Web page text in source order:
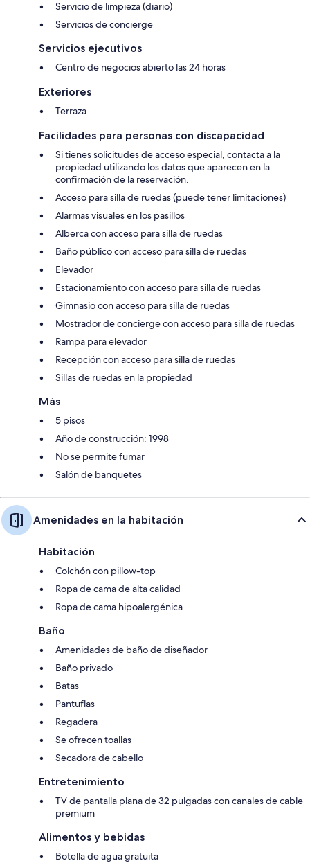
Servicio de limpieza (diario)
Servicios de concierge
Servicios ejecutivos
Centro de negocios abierto las 24 horas
Exteriores
Terraza
Facilidades para personas con discapacidad
Si tienes solicitudes de acceso especial, contacta a la
propiedad utilizando los datos que aparecen en la
confirmación de la reservación.
Acceso para silla de ruedas (puede tener limitaciones)
Alarmas visuales en los pasillos
Alberca con acceso para silla de ruedas
Baño público con acceso para silla de ruedas
Elevador
Estacionamiento con acceso para silla de ruedas
Gimnasio con acceso para silla de ruedas
Mostrador de concierge con acceso para silla de ruedas
Rampa para elevador
Recepción con acceso para silla de ruedas
Sillas de ruedas en la propiedad
Más
5 pisos
Año de construcción: 1998
No se permite fumar
Salón de banquetes
Amenidades en la habitación
Habitación
Colchón con pillow-top
Ropa de cama de alta calidad
Ropa de cama hipoalergénica
Baño
Amenidades de baño de diseñador
Baño privado
Batas
Pantuflas
Regadera
Se ofrecen toallas
Secadora de cabello
Entretenimiento
TV de pantalla plana de 32 pulgadas con canales de cable
premium
Alimentos y bebidas
Botella de agua gratuita